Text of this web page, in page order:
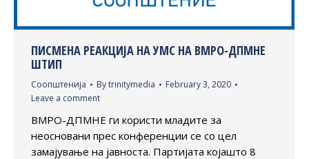
ПИСМЕНА РЕАКЦИЈА НА УМС НА ВМРО-ДПМНЕ
ШТИП
Соопштенија Bytrinitymedia
February 3, 2020
Leave a comment
ВМРО-ДПМНЕ ги користи младите за
неосновани прес конференции се со цел
замајување на јавноста. Партијата којашто 8